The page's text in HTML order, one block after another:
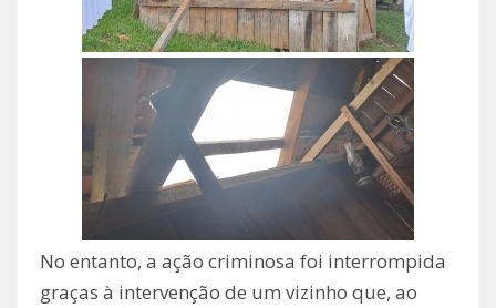
No entanto, a ação criminosa foi interrompida
graças à intervenção de um vizinho que, ao